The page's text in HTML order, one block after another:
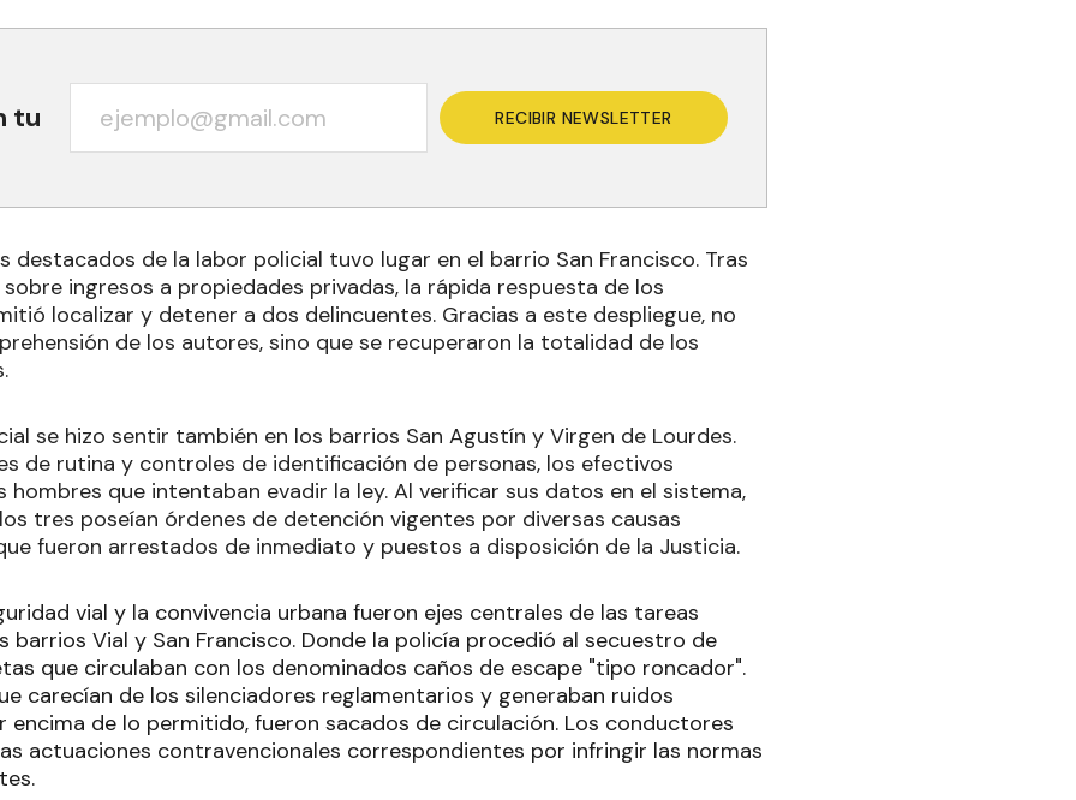
tu RECIBIR NEWSLETTER
destacados de la labor policial tuvo lugar en el barrio San Francisco. Tras
ingresos a propiedades privadas, la rápida respuesta de los
localizar y detener a dos delincuentes. Gracias a este despliegue, no
de los autores, sino que se recuperaron la totalidad de los
se hizo sentir también en los barrios San Agustín y Virgen de Lourdes.
de rutina y controles de identificación de personas, los efectivos
que intentaban evadir la ley. Al verificar sus datos en el sistema,
tres poseían órdenes de detención vigentes por diversas causas
fueron arrestados de inmediato y puestos a disposición de la Justicia.
vial y la convivencia urbana fueron ejes centrales de las tareas
barrios Vial y San Francisco. Donde la policía procedió al secuestro de
que circulaban con los denominados caños de escape "tipo roncador".
carecían de los silenciadores reglamentarios y generaban ruidos
encima de lo permitido, fueron sacados de circulación. Los conductores
actuaciones contravencionales correspondientes por infringir las normas